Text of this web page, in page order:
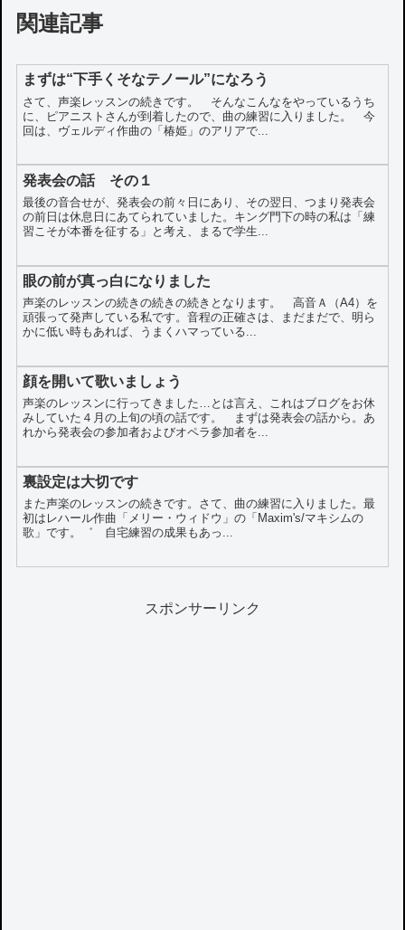
関連記事
まずは“下手くそなテノール”になろう
さて、声楽レッスンの続きです。 そんなこんなをやっているうち
に、ピアニストさんが到着したので、曲の練習に入りました。 今
回は、ヴェルディ作曲の「椿姫」のアリアで...
発表会の話 その１
最後の音合せが、発表会の前々日にあり、その翌日、つまり発表会
の前日は休息日にあてられていました。キング門下の時の私は「練
習こそが本番を征する」と考え、まるで学生...
眼の前が真っ白になりました
声楽のレッスンの続きの続きの続きとなります。 高音Ａ（A4）を
頑張って発声している私です。音程の正確さは、まだまだで、明ら
かに低い時もあれば、うまくハマっている...
顔を開いて歌いましょう
声楽のレッスンに行ってきました…とは言え、これはブログをお休
みしていた４月の上旬の頃の話です。 まずは発表会の話から。あ
れから発表会の参加者およびオペラ参加者を...
裏設定は大切です
また声楽のレッスンの続きです。さて、曲の練習に入りました。最
初はレハール作曲「メリー・ウィドウ」の「Maxim's/マキシムの
歌」です。゛ 自宅練習の成果もあっ...
スポンサーリンク